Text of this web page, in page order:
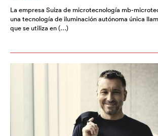
La empresa Suiza de microtecnología mb-
una tecnología de iluminación autónoma única
que se utiliza en (…)